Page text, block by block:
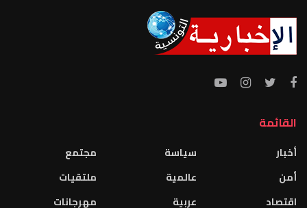
القائمة
أخبار
أمن
اقتصاد
سياسة
عالمية
عربية
مجتمع
ملتقيات
مهرجانات